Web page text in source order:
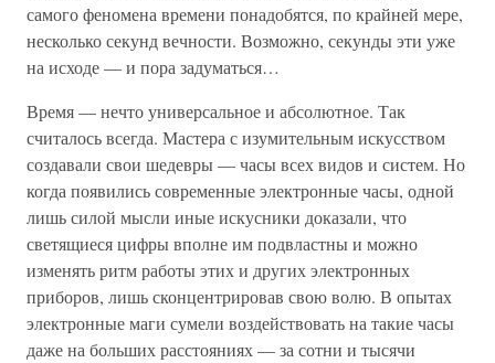
самого феномена времени понадобятся, по крайней мере,
несколько секунд вечности. Возможно, секунды эти уже
на исходе — и пора задуматься…
Время — нечто универсальное и абсолютное. Так
считалось всегда. Мастера с изумительным искусством
создавали свои шедевры — часы всех видов и систем. Но
когда появились современные электронные часы, одной
лишь силой мысли иные искусники доказали, что
светящиеся цифры вполне им подвластны и можно
изменять ритм работы этих и других электронных
приборов, лишь сконцентрировав свою волю. В опытах
электронные маги сумели воздействовать на такие часы
даже на больших расстояниях — за сотни и тысячи